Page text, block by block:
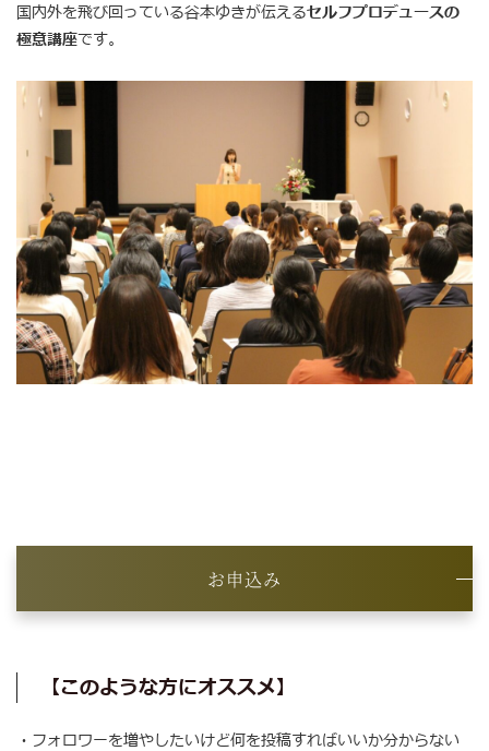
国内外を飛び回っている谷本ゆきが伝えるセルフプロデュースの
極意講座です。
お申込み
【このような方にオススメ】
・フォロワーを増やしたいけど何を投稿すればいいか分からない